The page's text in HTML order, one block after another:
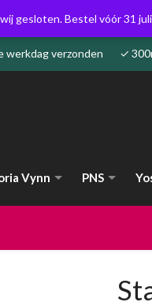
werkdag verzonden ✓
Vynn PNS
gesloten. Bestel vóór 31